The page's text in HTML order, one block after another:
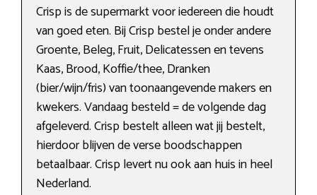
Crisp is de supermarkt voor iedereen die houdt
van goed eten. Bij Crisp bestel je onder andere
Groente, Beleg, Fruit, Delicatessen en tevens
Kaas, Brood, Koffie/thee, Dranken
(bier/wijn/fris) van toonaangevende makers en
kwekers. Vandaag besteld = de volgende dag
afgeleverd. Crisp bestelt alleen wat jij bestelt,
hierdoor blijven de verse boodschappen
betaalbaar. Crisp levert nu ook aan huis in heel
Nederland.